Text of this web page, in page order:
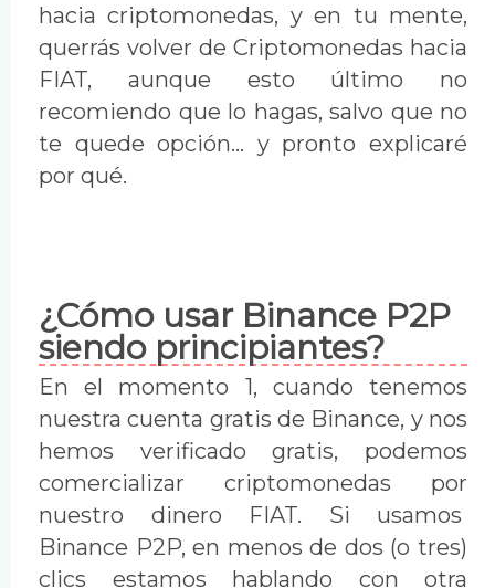
hacia criptomonedas, y en tu mente,
querrás volver de Criptomonedas hacia
FIAT, aunque esto último no
recomiendo que lo hagas, salvo que no
te quede opción... y pronto explicaré
por qué.
¿Cómo usar Binance P2P
siendo principiantes?
En el momento 1, cuando tenemos
nuestra cuenta gratis de Binance, y nos
hemos verificado gratis, podemos
comercializar criptomonedas por
nuestro dinero FIAT. Si usamos
Binance P2P, en menos de dos (o tres)
clics estamos hablando con otra